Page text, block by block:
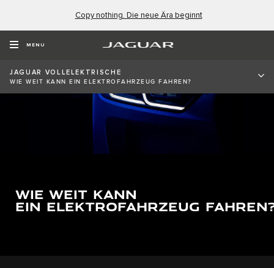
Copy nothing. Die neue Ära beginnt
MENU
JAGUAR VOLLELEKTRISCHE
WIE WEIT KANN EIN ELEKTROFAHRZEUG FAHREN?
WIE WEIT KANN
EIN ELEKTROFAHRZEUG